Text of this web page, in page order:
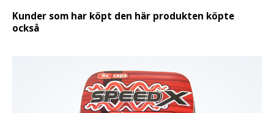
Kunder som har köpt den här produkten köpte
också